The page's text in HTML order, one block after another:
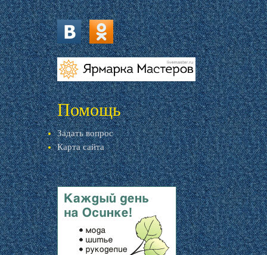
vk.com ok.ru
livemaster.ru
Помощь
Задать вопрос
Карта сайта